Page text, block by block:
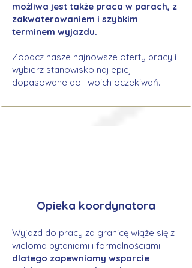
możliwa jest także praca w parach, z
zakwaterowaniem i szybkim
terminem wyjazdu.
Zobacz nasze najnowsze oferty pracy i
wybierz stanowisko najlepiej
dopasowane do Twoich oczekiwań.
Opieka koordynatora
Wyjazd do pracy za granicę wiąże się z
wieloma pytaniami i formalnościami –
dlatego zapewniamy wsparcie